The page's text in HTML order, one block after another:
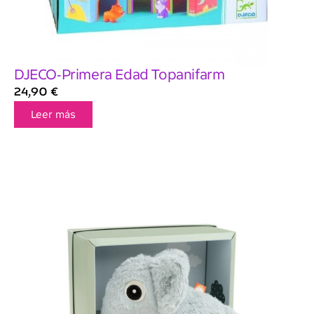
DJECO-Primera Edad Topanifarm
24,90 €
Leer más